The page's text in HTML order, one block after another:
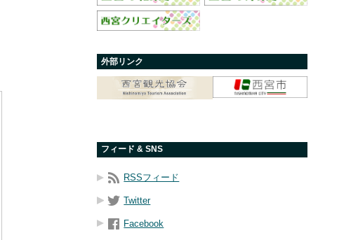
外部リンク
フィード & SNS
RSSフィード
Twitter
Facebook